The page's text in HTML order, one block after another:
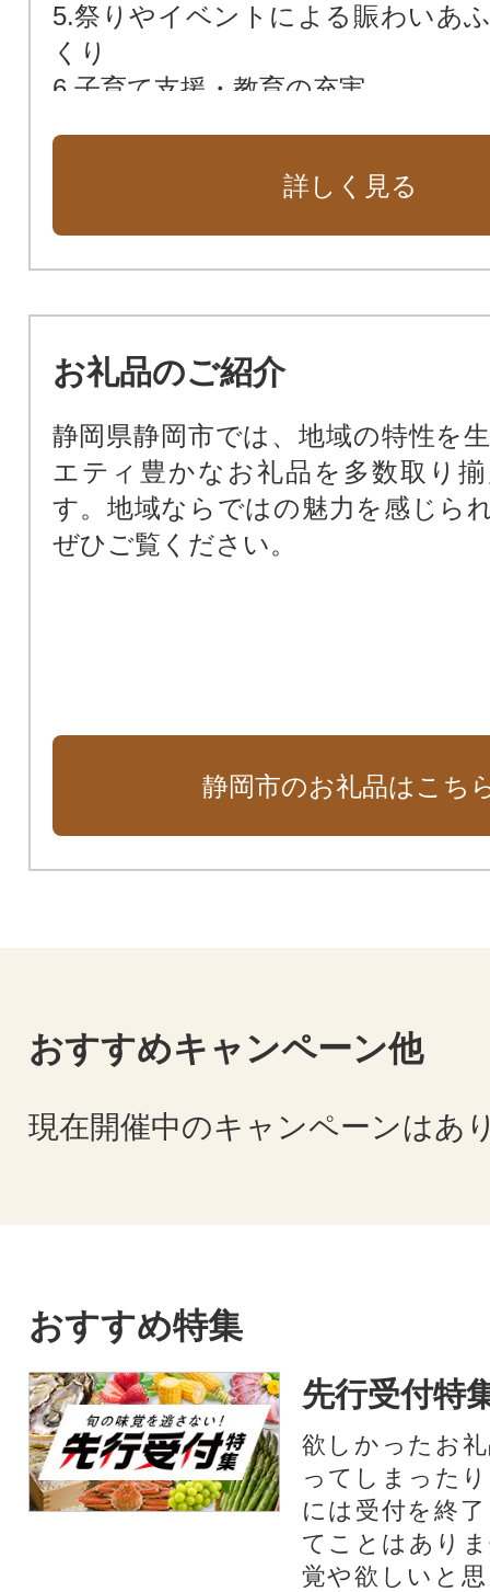
5.祭りやイベントによる賑わいあ
くり
6.子育て支援・教育の充実
9.地域経済の活性化
10.多様な文化を活かしたまちづく
11.社会変革の促進
詳しく見る
お礼品のご紹介
静岡県静岡市では、地域の特性を
エティ豊かなお礼品を多数取り
す。地域ならではの魅力を感じら
ぜひご覧ください。
静岡市のお礼品はこち
おすすめキャンペーン他
現在開催中のキャンペーンはあ
おすすめ特集
先行受付特
欲しかったお
ってしまった
には受付を終
てことはあり
覚や欲しいと